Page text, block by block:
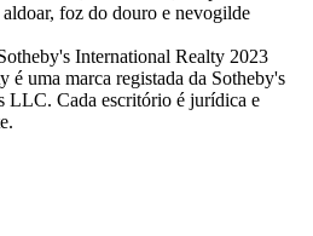
foz do douro e nevogilde
2023
é uma marca registada da Sotheby's
LLC. Cada escritório é jurídica e